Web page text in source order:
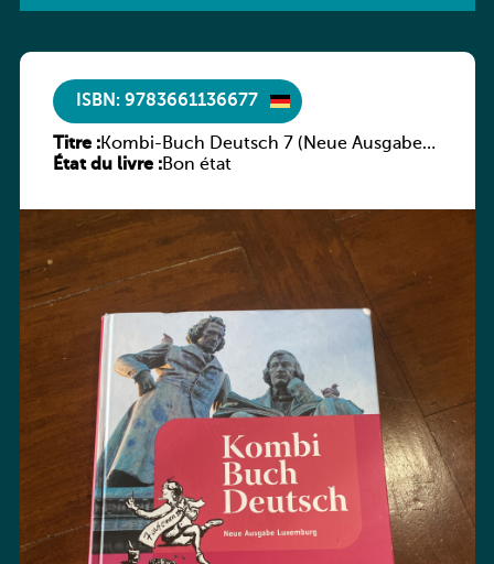
ISBN: 9783661136677
Titre :Kombi-Buch Deutsch 7 (Neue Ausgabe
Luxemburg)
État du livre :Bon état